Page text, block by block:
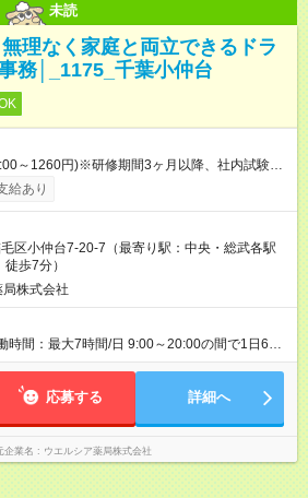
未読
理なく家庭と両立できるドラ
務│_1175_千葉小仲台
～1260円)※研修期間3ヶ月以降、社内試験に
り 社内試験合格後、時給＋50～100円の昇給あ
日から3ヶ月間／本
雇用形態、給与は本採用時と同じです。
給あり
区小仲台7-20-7（最寄り駅：中央・総武各駅
徒歩7分）
株式会社
時間：最大7時間/日 9:00～20:00の間で1日6時
～5日の勤務 ※シフトの相談可能 ※夕方以降・
応募する 詳細へ
企業名 ウエルシア薬局株式会社